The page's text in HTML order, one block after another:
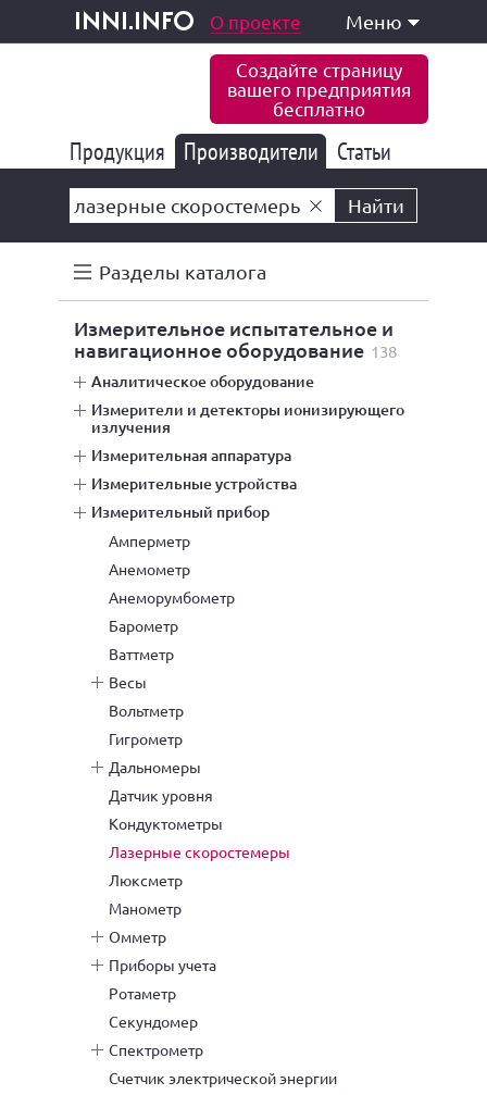
inni.info
и услуги О проекте Меню
Создайте страницу
вашего предприятия
бесплатно
Продукция 177 832
Производители 6 770
Статьи
Найти
Разделы каталога
измерительное испытательное и
навигационное оборудование 138
аналитическое оборудование
измерители и детекторы ионизирующего
излучения
измерительная аппаратура
измерительные устройства
измерительный прибор
амперметр
анемометр
анеморумбометр
барометр
ваттметр
весы
вольтметр
гигрометр
дальномеры
датчик уровня
кондуктометры
лазерные скоростемеры
люксметр
манометр
омметр
приборы учета
ротаметр
секундомер
спектрометр
счетчик электрической энергии